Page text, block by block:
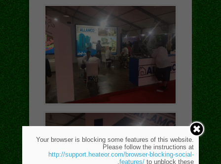
Your browser is blocking some features of this website.
Please follow the instructions at
http://support.heateor.com/browser-blocking-social-
features/ to unblock these.